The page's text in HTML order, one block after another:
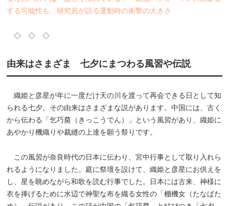
する可能性も…研究員が語る運動時の衝撃の大きさ
◇ ◇ ◇
由来はさまざま 七夕にまつわる風習や伝説
織姫と彦星が年に一度だけ天の川を渡って再会できる日として知
られる七夕。その由来はさまざまな説があります。中国には、古く
から伝わる「乞巧奠（きっこうでん）」という風習があり、織姫に
あやかり機織りや裁縫の上達を願う祭りです。
この風習が奈良時代の日本に伝わり、宮中行事として取り入れら
れるようになりました。庭に祭壇を設けて、織姫と彦星にお供えを
し、星を眺めながら和歌を読む行事でした。日本には古来、神様に
衣を捧げるために水辺で神聖な布を織る女性の「棚機女（たなばた